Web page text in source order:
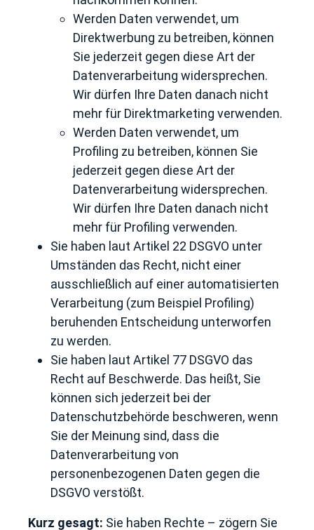
Werden Daten verwendet, um
Direktwerbung zu betreiben, können
Sie jederzeit gegen diese Art der
Datenverarbeitung widersprechen.
Wir dürfen Ihre Daten danach nicht
mehr für Direktmarketing verwenden.
Werden Daten verwendet, um
Profiling zu betreiben, können Sie
jederzeit gegen diese Art der
Datenverarbeitung widersprechen.
Wir dürfen Ihre Daten danach nicht
mehr für Profiling verwenden.
Sie haben laut Artikel 22 DSGVO unter
Umständen das Recht, nicht einer
ausschließlich auf einer automatisierten
Verarbeitung (zum Beispiel Profiling)
beruhenden Entscheidung unterworfen
zu werden.
Sie haben laut Artikel 77 DSGVO das
Recht auf Beschwerde. Das heißt, Sie
können sich jederzeit bei der
Datenschutzbehörde beschweren, wenn
Sie der Meinung sind, dass die
Datenverarbeitung von
personenbezogenen Daten gegen die
DSGVO verstößt.
Kurz gesagt: Sie haben Rechte – zögern Sie